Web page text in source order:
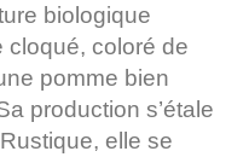
biologique
cloqué, coloré de
pomme bien
production s’étale
elle se